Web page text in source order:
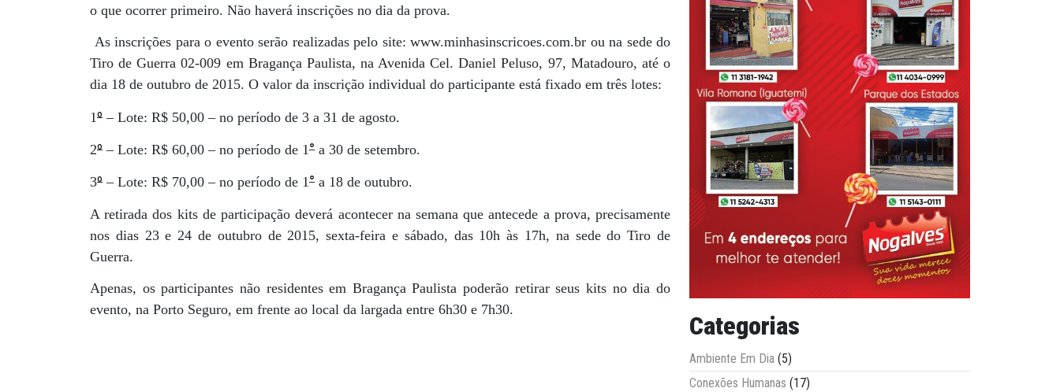
o que ocorrer primeiro. Não haverá inscrições no dia da prova.
As inscrições para o evento serão realizadas pelo site: www.minhasinscricoes.com.br ou na sede do
Tiro de Guerra 02-009 em Bragança Paulista, na Avenida Cel. Daniel Peluso, 97, Matadouro, até o
dia 18 de outubro de 2015. O valor da inscrição individual do participante está fixado em três lotes:
1º – Lote: R$ 50,00 – no período de 3 a 31 de agosto.
2º – Lote: R$ 60,00 – no período de 1° a 30 de setembro.
3º – Lote: R$ 70,00 – no período de 1° a 18 de outubro.
A retirada dos kits de participação deverá acontecer na semana que antecede a prova, precisamente
nos dias 23 e 24 de outubro de 2015, sexta-feira e sábado, das 10h às 17h, na sede do Tiro de
Guerra.
Apenas, os participantes não residentes em Bragança Paulista poderão retirar seus kits no dia do
evento, na Porto Seguro, em frente ao local da largada entre 6h30 e 7h30.
Categorias
Ambiente Em Dia (5)
Conexões Humanas (17)